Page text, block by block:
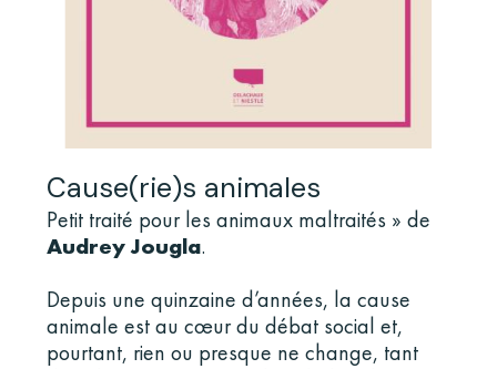
Cause(rie)s animales
Petit traité pour les animaux maltraités » de
Audrey Jougla.
Depuis une quinzaine d’années, la cause
animale est au cœur du débat social et,
pourtant, rien ou presque ne change, tant